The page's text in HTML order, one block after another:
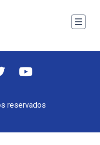
reservados